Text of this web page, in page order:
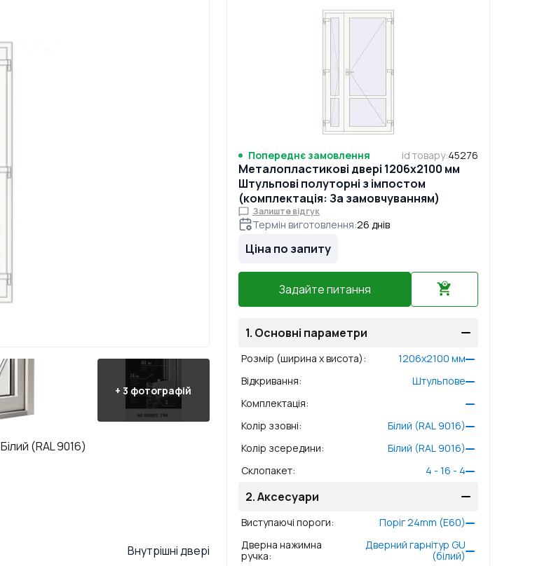
+3 фотографій
Білий (RAL 9016)
Внутрішні двері
Попереднє замовлення id товару:45276
Металопластикові двері 1206x2100 мм
Штульпові полуторні з імпостом
(комплектація: За замовчуванням)
Залиште відгук
Термін виготовлення:26 днів
Ціна по запиту
Задайте питання
1. Основні параметри
Розмір (ширина x висота): 1206x2100 мм
Відкривання:
Штульпове
Комплектація:
Колір ззовні:
Білий (RAL 9016)
Колір зсередини:
Білий (RAL 9016)
Склопакет: 4 - 16 - 4
2.Аксесуари
Виступаючі пороги:
Поріг 24mm (E60)
Дверна нажимна
ручка:
Дверний гарнітур GU
(білий)